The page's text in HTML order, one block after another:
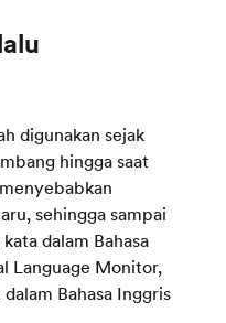
digunakan sejak
hingga saat
sehingga sampai
dalam Bahasa
Language Monitor,
Bahasa Inggris